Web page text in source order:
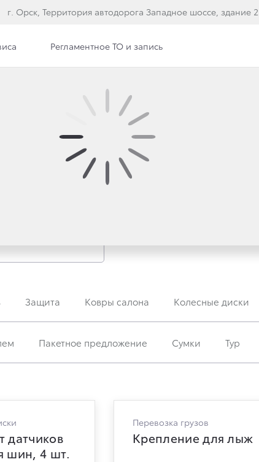
г. Орск, Территория автодорога Западное шоссе, здание 2
Регламентное ТО и запись
Защита Ковры салона Колесные диски
Пакетное предложение Сумки Тур
датчиков
шин, 4 шт.
Перевозка грузов
Крепление для лыж